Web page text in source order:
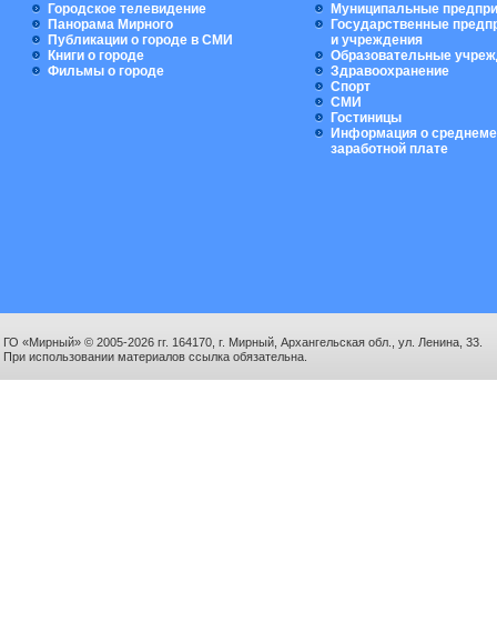
Городское телевидение
Панорама Мирного
Публикации о городе в СМИ
Книги о городе
Фильмы о городе
Муниципальные
Государственные
и учреждения
Образовательные
Здравоохранение
Спорт
СМИ
Гостиницы
Информация о
заработной плате
ГО «Мирный» © 2005-2026 гг. 164170, г. Мирный, Архангельская обл., ул. Ленина, 33.
При использовании материалов ссылка обязательна.